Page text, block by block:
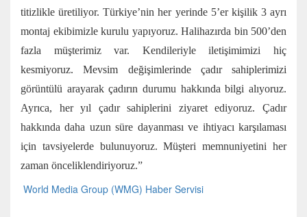
titizlikle üretiliyor. Türkiye’nin her yerinde 5’er kişilik 3 ayrı
montaj ekibimizle kurulu yapıyoruz. Halihazırda bin 500’den
fazla müşterimiz var. Kendileriyle iletişimimizi hiç
kesmiyoruz. Mevsim değişimlerinde çadır sahiplerimizi
görüntülü arayarak çadırın durumu hakkında bilgi alıyoruz.
Ayrıca, her yıl çadır sahiplerini ziyaret ediyoruz. Çadır
hakkında daha uzun süre dayanması ve ihtiyacı karşılaması
için tavsiyelerde bulunuyoruz. Müşteri memnuniyetini her
zaman önceliklendiriyoruz.”
World Media Group (WMG) Haber Servisi